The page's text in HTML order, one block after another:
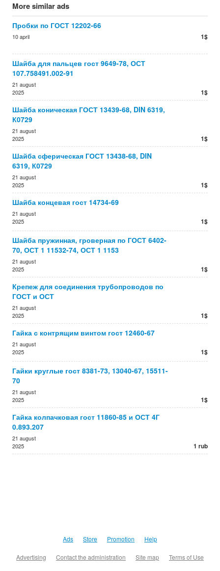
More similar ads
Пробки по ГОСТ 12202-66
10 april 1$
Шайба для пальцев гост 9649-78, ОСТ
107.758491.002-91
21 august
2025
1$
Шайба коническая ГОСТ 13439-68, DIN 6319,
К0729
21 august
2025
1$
Шайба сферическая ГОСТ 13438-68, DIN
6319, К0729
21 august
2025
1$
Шайба концевая гост 14734-69
21 august
2025
1$
Шайба пружинная, гроверная по ГОСТ 6402-
70, ОСТ 1 11532-74, ОСТ 1 1153
21 august
2025
1$
Крепеж для соединения трубопроводов по
ГОСТ и ОСТ
21 august
2025
1$
Гайка с контрящим винтом гост 12460-67
21 august
2025
1$
Гайки круглые гост 8381-73, 13040-67, 15511-
70
21 august
2025
1$
Гайка колпачковая гост 11860-85 и ОСТ 4Г
0.893.207
21 august
2025
1 rub
Ads Store Promotion Help
Advertising Contact the administration Site map Terms of Use